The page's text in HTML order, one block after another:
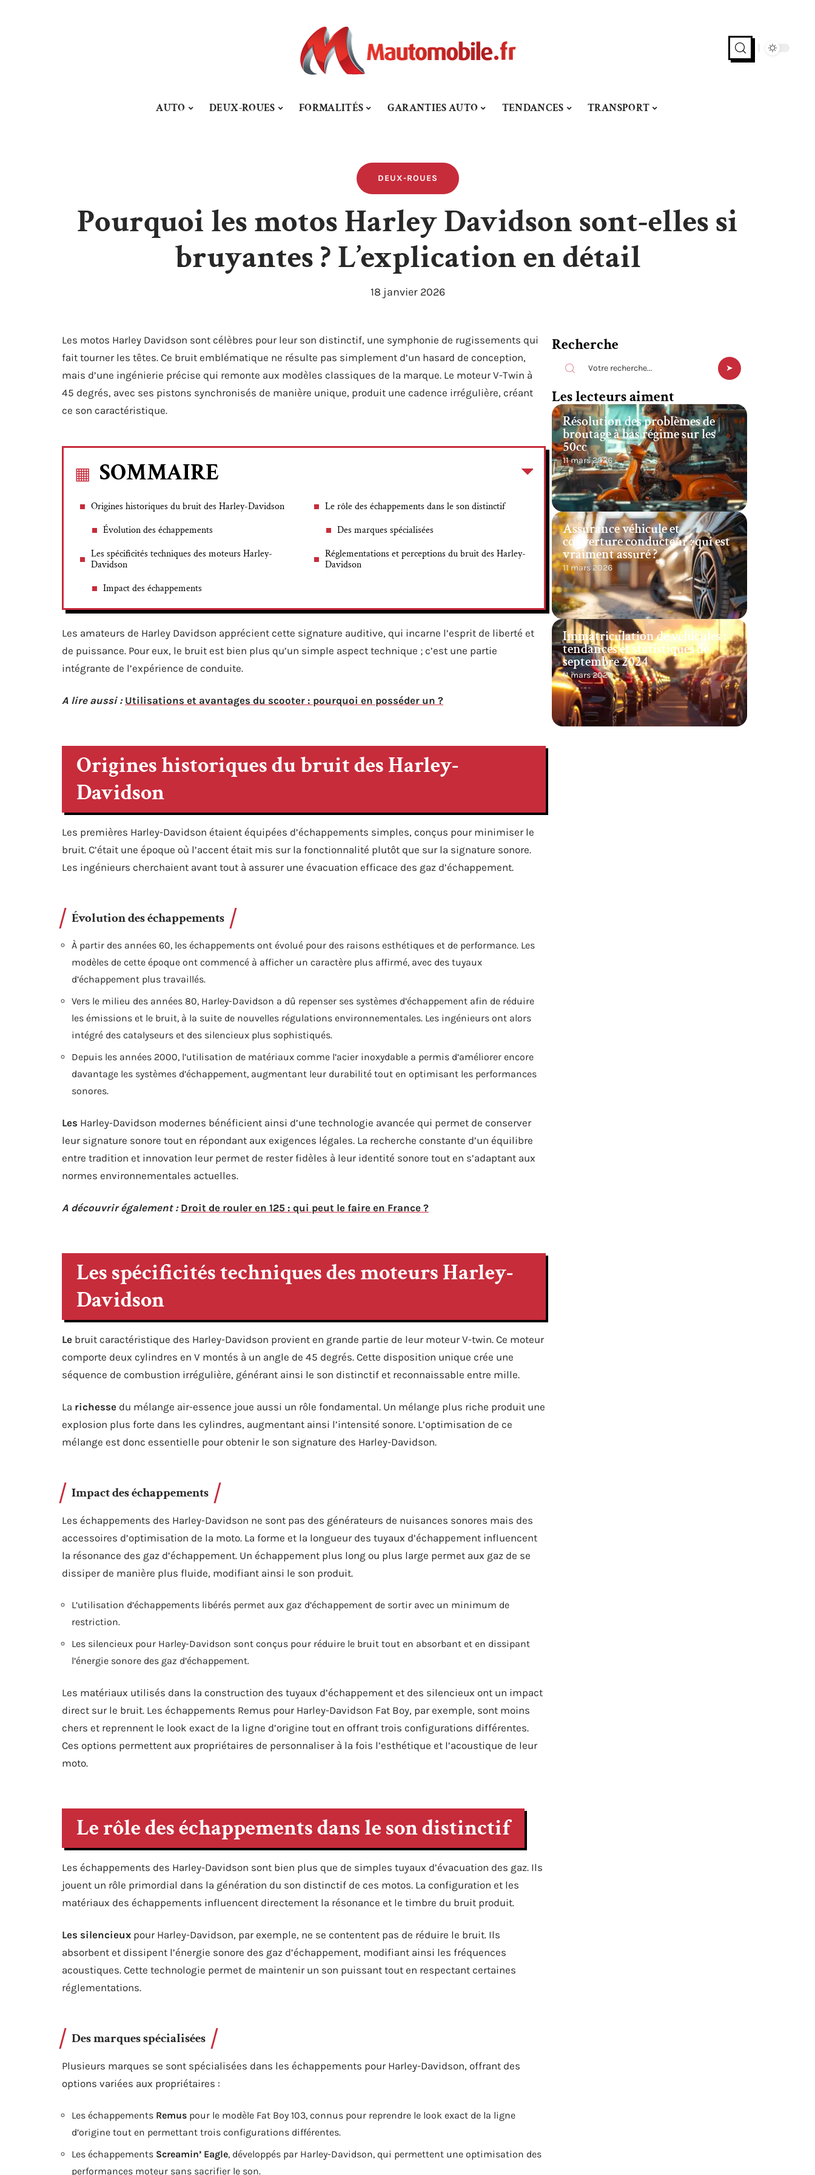
AUTO DEUX-ROUES FORMALITÉS GARANTIES AUTO TENDANCES TRANSPORT
DEUX-ROUES
Pourquoi les motos Harley Davidson sont-elles si
bruyantes ? L’explication en détail
18 janvier 2026
Les motos Harley Davidson sont célèbres pour leur son distinctif, une symphonie de rugissements qui
fait tourner les têtes. Ce bruit emblématique ne résulte pas simplement d’un hasard de conception,
mais d’une ingénierie précise qui remonte aux modèles classiques de la marque. Le moteur V-Twin à
45 degrés, avec ses pistons synchronisés de manière unique, produit une cadence irrégulière, créant
ce son caractéristique.
SOMMAIRE
Origines historiques du bruit des Harley-Davidson
Évolution des échappements
Les spécificités techniques des moteurs Harley-
Davidson
Impact des échappements
Le rôle des échappements dans le son distinctif
Des marques spécialisées
Réglementations et perceptions du bruit des Harley-
Davidson
Les amateurs de Harley Davidson apprécient cette signature auditive, qui incarne l’esprit de liberté et
de puissance. Pour eux, le bruit est bien plus qu’un simple aspect technique ; c’est une partie
intégrante de l’expérience de conduite.
A lire aussi : Utilisations et avantages du scooter : pourquoi en posséder un ?
Origines historiques du bruit des Harley-
Davidson
Les premières Harley-Davidson étaient équipées d’échappements simples, conçus pour minimiser le
bruit. C’était une époque où l’accent était mis sur la fonctionnalité plutôt que sur la signature sonore.
Les ingénieurs cherchaient avant tout à assurer une évacuation efficace des gaz d’échappement.
Évolution des échappements
À partir des années 60, les échappements ont évolué pour des raisons esthétiques et de performance. Les
modèles de cette époque ont commencé à afficher un caractère plus affirmé, avec des tuyaux
d’échappement plus travaillés.
Vers le milieu des années 80, Harley-Davidson a dû repenser ses systèmes d’échappement afin de réduire
les émissions et le bruit, à la suite de nouvelles régulations environnementales. Les ingénieurs ont alors
intégré des catalyseurs et des silencieux plus sophistiqués.
Depuis les années 2000, l’utilisation de matériaux comme l’acier inoxydable a permis d’améliorer encore
davantage les systèmes d’échappement, augmentant leur durabilité tout en optimisant les performances
sonores.
Les Harley-Davidson modernes bénéficient ainsi d’une technologie avancée qui permet de conserver
leur signature sonore tout en répondant aux exigences légales. La recherche constante d’un équilibre
entre tradition et innovation leur permet de rester fidèles à leur identité sonore tout en s’adaptant aux
normes environnementales actuelles.
A découvrir également : Droit de rouler en 125 : qui peut le faire en France ?
Les spécificités techniques des moteurs Harley-
Davidson
Le bruit caractéristique des Harley-Davidson provient en grande partie de leur moteur V-twin. Ce moteur
comporte deux cylindres en V montés à un angle de 45 degrés. Cette disposition unique crée une
séquence de combustion irrégulière, générant ainsi le son distinctif et reconnaissable entre mille.
La richesse du mélange air-essence joue aussi un rôle fondamental. Un mélange plus riche produit une
explosion plus forte dans les cylindres, augmentant ainsi l’intensité sonore. L’optimisation de ce
mélange est donc essentielle pour obtenir le son signature des Harley-Davidson.
Impact des échappements
Les échappements des Harley-Davidson ne sont pas des générateurs de nuisances sonores mais des
accessoires d’optimisation de la moto. La forme et la longueur des tuyaux d’échappement influencent
la résonance des gaz d’échappement. Un échappement plus long ou plus large permet aux gaz de se
dissiper de manière plus fluide, modifiant ainsi le son produit.
L’utilisation d’échappements libérés permet aux gaz d’échappement de sortir avec un minimum de
restriction.
Les silencieux pour Harley-Davidson sont conçus pour réduire le bruit tout en absorbant et en dissipant
l’énergie sonore des gaz d’échappement.
Les matériaux utilisés dans la construction des tuyaux d’échappement et des silencieux ont un impact
direct sur le bruit. Les échappements Remus pour Harley-Davidson Fat Boy, par exemple, sont moins
chers et reprennent le look exact de la ligne d’origine tout en offrant trois configurations différentes.
Ces options permettent aux propriétaires de personnaliser à la fois l’esthétique et l’acoustique de leur
moto.
Le rôle des échappements dans le son distinctif
Les échappements des Harley-Davidson sont bien plus que de simples tuyaux d’évacuation des gaz. Ils
jouent un rôle primordial dans la génération du son distinctif de ces motos. La configuration et les
matériaux des échappements influencent directement la résonance et le timbre du bruit produit.
Les silencieux pour Harley-Davidson, par exemple, ne se contentent pas de réduire le bruit. Ils
absorbent et dissipent l’énergie sonore des gaz d’échappement, modifiant ainsi les fréquences
acoustiques. Cette technologie permet de maintenir un son puissant tout en respectant certaines
réglementations.
Des marques spécialisées
Plusieurs marques se sont spécialisées dans les échappements pour Harley-Davidson, offrant des
options variées aux propriétaires :
Les échappements Remus pour le modèle Fat Boy 103, connus pour reprendre le look exact de la ligne
d’origine tout en permettant trois configurations différentes.
Les échappements Screamin’ Eagle, développés par Harley-Davidson, qui permettent une optimisation des
performances moteur sans sacrifier le son.
Recherche
Les lecteurs aiment
Résolution des problèmes de
broutage à bas régime sur les
50cc
11 mars 2026
Assurance véhicule et
couverture conducteur : qui est
vraiment assuré ?
11 mars 2026
Immatriculation de véhicules :
tendances et statistiques de
septembre 2024
11 mars 2026